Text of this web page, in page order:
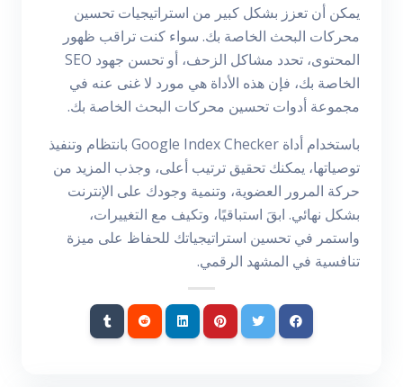
يمكن أن تعزز بشكل كبير من استراتيجيات تحسين
محركات البحث الخاصة بك. سواء كنت تراقب ظهور
المحتوى، تحدد مشاكل الزحف، أو تحسن جهود SEO
الخاصة بك، فإن هذه الأداة هي مورد لا غنى عنه في
مجموعة أدوات تحسين محركات البحث الخاصة بك.
باستخدام أداة Google Index Checker بانتظام وتنفيذ
توصياتها، يمكنك تحقيق ترتيب أعلى، وجذب المزيد من
حركة المرور العضوية، وتنمية وجودك على الإنترنت
بشكل نهائي. ابقَ استباقيًا، وتكيف مع التغييرات،
واستمر في تحسين استراتيجياتك للحفاظ على ميزة
تنافسية في المشهد الرقمي.